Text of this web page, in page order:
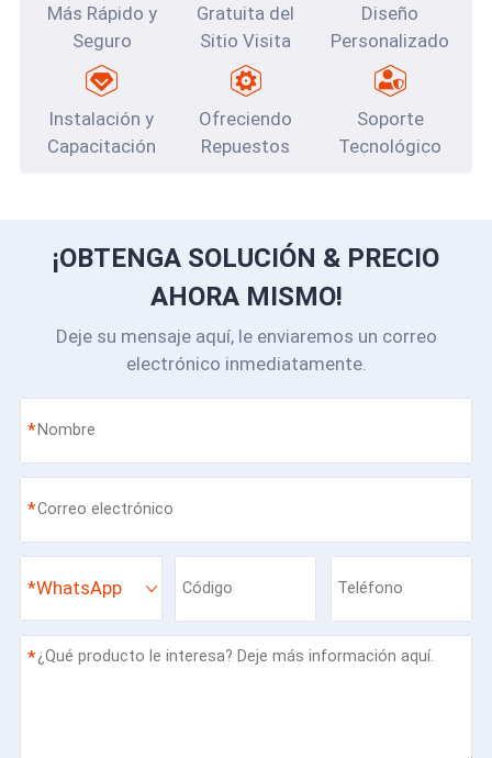
Más Rápido y
Seguro
Gratuita del
Sitio Visita
Diseño
Personalizado
Instalación y
Capacitación
Ofreciendo
Repuestos
Soporte
Tecnológico
¡OBTENGA SOLUCIÓN & PRECIO
AHORA MISMO!
Deje su mensaje aquí, le enviaremos un correo
electrónico inmediatamente.
*
*
*WhatsApp
*